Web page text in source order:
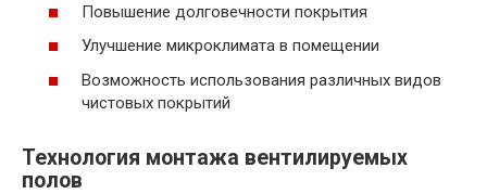
Повышение долговечности покрытия
Улучшение микроклимата в помещении
Возможность использования различных видов
чистовых покрытий
Технология монтажа вентилируемых
полов